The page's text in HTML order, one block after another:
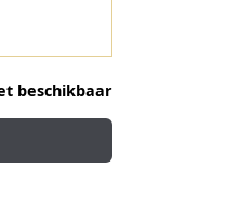
beschikbaar